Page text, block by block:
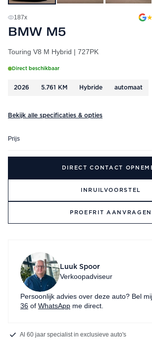
187x ★
BMW M5
Touring V8 M Hybrid | 727PK
Direct beschikbaar
2026 5.761 KM Hybride automaat
Bekijk alle specificaties & opties
Prijs
DIRECT CONTACT
INRUILVOORSTEL
PROEFRIT AANVRAGEN
Luuk Spoor
Verkoopadviseur
Persoonlijk advies over deze auto? Bel
36 of WhatsApp me direct.
Al 60 jaar specialist in exclusieve auto's